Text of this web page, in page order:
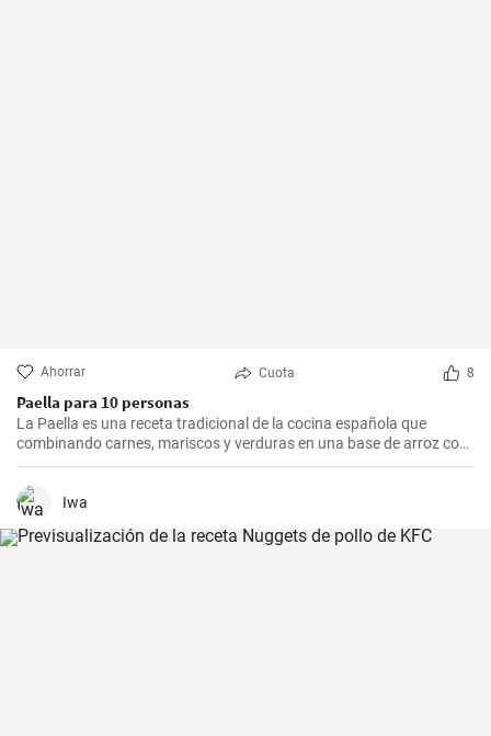
Ahorrar Cuota 8
Paella para 10 personas
La Paella es una receta tradicional de la cocina española que
combinando carnes, mariscos y verduras en una base de arroz con
una mezcla de especias, ofrece una experiencia culinaria llena de
sabores y texturas. Aunque cada región de España tiene su propia
forma de hacer la paella, esta receta se acerca a la versión más
Iwa